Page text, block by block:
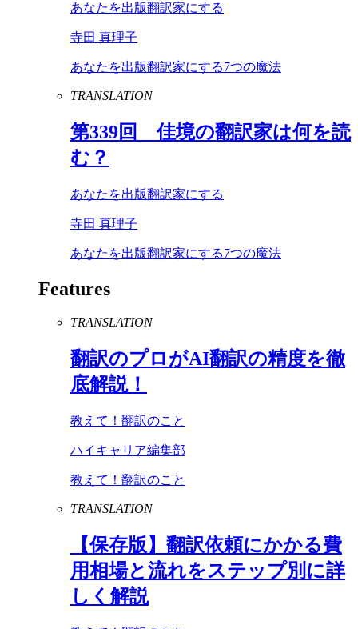
あなたを出版翻訳家にする
寺田 真理子
あなたを出版翻訳家にする7つの魔法
TRANSLATION
第339回 佳境の翻訳家は何を読
む？
あなたを出版翻訳家にする
寺田 真理子
あなたを出版翻訳家にする7つの魔法
Features
TRANSLATION
翻訳のプロがAI翻訳の精度を徹
底解説！
教えて！翻訳のこと
ハイキャリア編集部
教えて！翻訳のこと
TRANSLATION
【保存版】翻訳依頼にかかる費
用相場と流れをステップ別に詳
しく解説